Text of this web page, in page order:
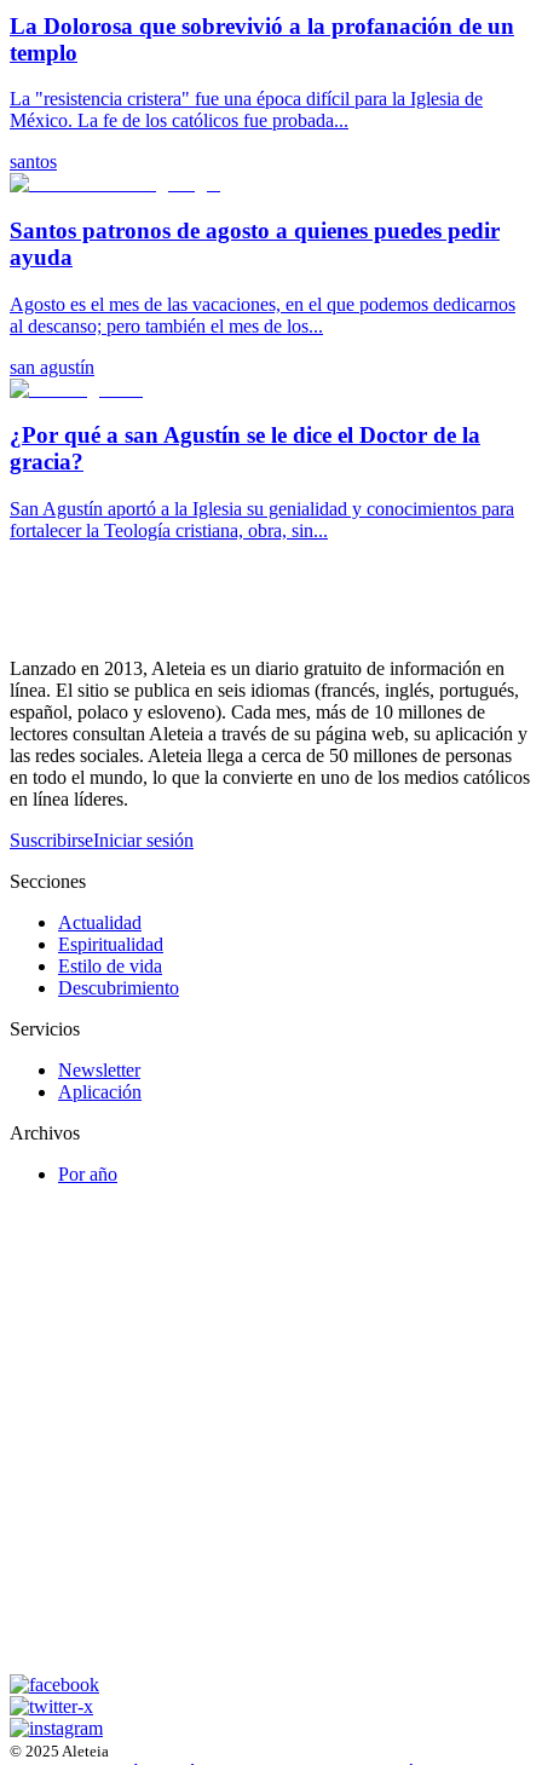
La Dolorosa que sobrevivió a la profanación de un
templo
La "resistencia cristera" fue una época difícil para la Iglesia de
México. La fe de los católicos fue probada...
santos
Santos patronos de agosto a quienes puedes pedir
ayuda
Agosto es el mes de las vacaciones, en el que podemos dedicarnos
al descanso; pero también el mes de los...
san agustín
¿Por qué a san Agustín se le dice el Doctor de la
gracia?
San Agustín aportó a la Iglesia su genialidad y conocimientos para
fortalecer la Teología cristiana, obra, sin...
Lanzado en 2013, Aleteia es un diario gratuito de información en
línea. El sitio se publica en seis idiomas (francés, inglés, portugués,
español, polaco y esloveno). Cada mes, más de 10 millones de
lectores consultan Aleteia a través de su página web, su aplicación y
las redes sociales. Aleteia llega a cerca de 50 millones de personas
en todo el mundo, lo que la convierte en uno de los medios católicos
en línea líderes.
SuscribirseIniciar sesión
Secciones
Actualidad
Espiritualidad
Estilo de vida
Descubrimiento
Servicios
Newsletter
Aplicación
Archivos
Por año
© 2025 Aleteia